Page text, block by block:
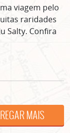
viagem pelo
raridades
Salty. Confira
MAIS